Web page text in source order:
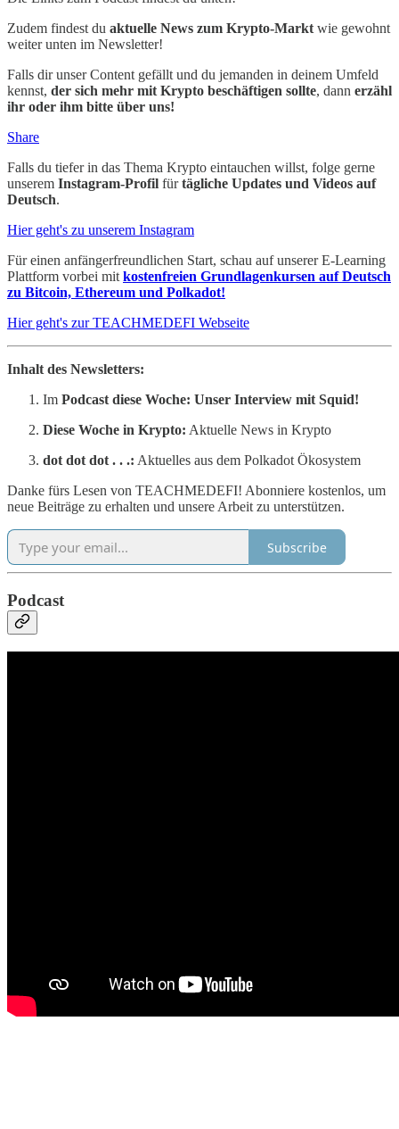
Zudem findest du aktuelle News zum Krypto-Marktwie gewohnt
weiter unten im Newsletter!
Falls dir unser Content gefällt und du jemanden in deinem Umfeld
kennst, der sich mehr mit Krypto beschäftigen sollte, dann erzähl
ihr oder ihm bitte über uns!
Share
Falls du tiefer in das Thema Krypto eintauchen willst, folge gerne
unserem Instagram-Profil fürtägliche Updates und Videos auf
Deutsch.
Hier geht's zu unserem Instagram
Für einen anfängerfreundlichen Start, schau auf unserer E-Learning
Plattform vorbei mitkostenfreien Grundlagenkursen auf Deutsch
zu Bitcoin, Ethereum und Polkadot!
Hier geht's zur TEACHMEDEFI Webseite
Inhalt des Newsletters:
Im Podcast diese Woche: Unser Interview mit Squid!
Diese Woche in Krypto: Aktuelle News in Krypto
dot dot dot . . .: Aktuelles aus dem Polkadot Ökosystem
Danke fürs Lesen von TEACHMEDEFI! Abonniere kostenlos, um
neue Beiträge zu erhalten und unsere Arbeit zu unterstützen.
Subscribe
Podcast